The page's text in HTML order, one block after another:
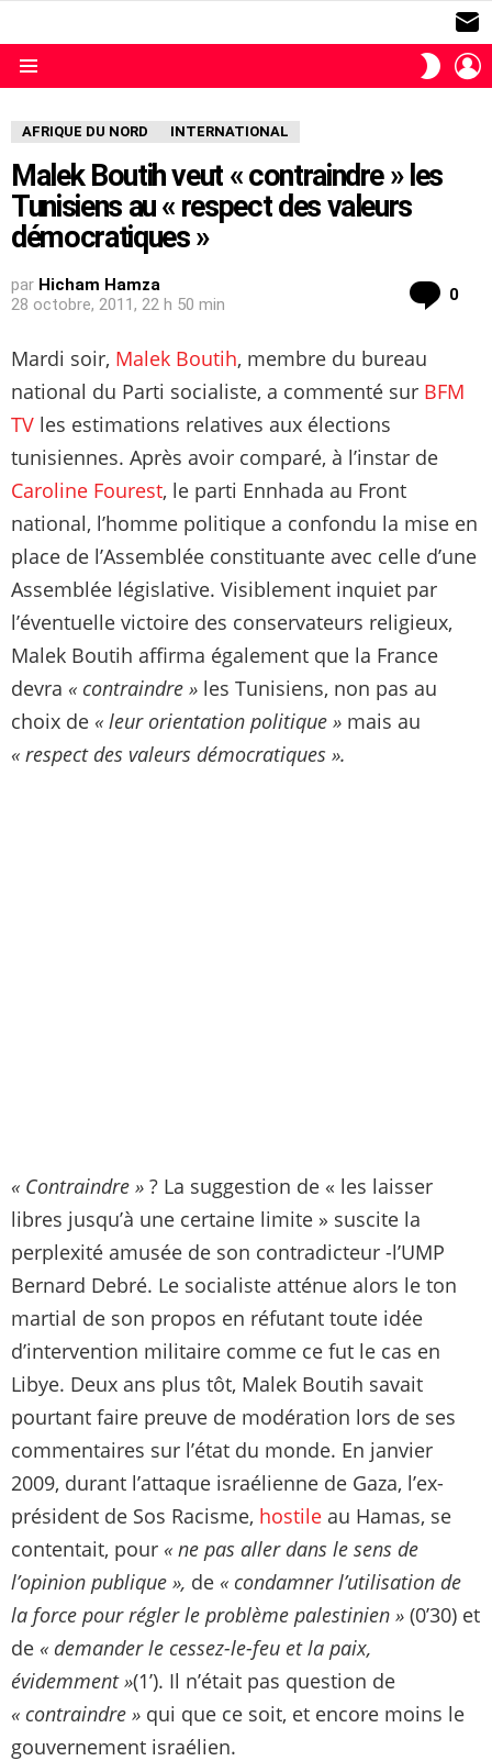
SKIN
AFRIQUE DU NORD INTERNATIONAL
Malek Boutih veut « contraindre » les
Tunisiens au « respect des valeurs
démocratiques »
par Hicham Hamza
28 octobre, 2011, 22 h 50 min
0
Mardi soir, Malek Boutih, membre du bureau
national du Parti socialiste, a commenté sur BFM
TV les estimations relatives aux élections
tunisiennes. Après avoir comparé, à l’instar de
Caroline Fourest, le parti Ennhada au Front
national, l’homme politique a confondu la mise en
place de l’Assemblée constituante avec celle d’une
Assemblée législative. Visiblement inquiet par
l’éventuelle victoire des conservateurs religieux,
Malek Boutih affirma également que la France
devra « contraindre » les Tunisiens, non pas au
choix de « leur orientation politique » mais au
« respect des valeurs démocratiques ».
« Contraindre » ? La suggestion de « les laisser
libres jusqu’à une certaine limite » suscite la
perplexité amusée de son contradicteur -l’UMP
Bernard Debré. Le socialiste atténue alors le ton
martial de son propos en réfutant toute idée
d’intervention militaire comme ce fut le cas en
Libye. Deux ans plus tôt, Malek Boutih savait
pourtant faire preuve de modération lors de ses
commentaires sur l’état du monde. En janvier
2009, durant l’attaque israélienne de Gaza, l’ex-
président de Sos Racisme, hostile au Hamas, se
contentait, pour « ne pas aller dans le sens de
l’opinion publique », de « condamner l’utilisation de
la force pour régler le problème palestinien » (0’30) et
de « demander le cessez-le-feu et la paix,
évidemment »(1’). Il n’était pas question de
« contraindre » qui que ce soit, et encore moins le
gouvernement israélien.